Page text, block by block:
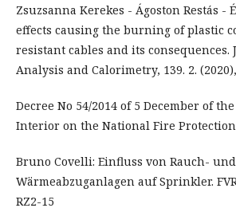
Zsuzsanna Kerekes - Ágoston Restás -
effects causing the burning of plastic
resistant cables and its
Analysis and Calorimetry, 139. 2.
Decree No 54/2014 of 5 December of
Interior on the National Fire
Bruno Covelli: Einfluss von Rauch- und
Wärmeabzuganlagen auf Sprinkler.
RZ2-15